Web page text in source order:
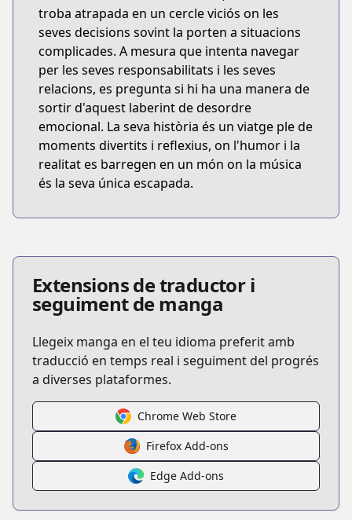
troba atrapada en un cercle viciós on les
seves decisions sovint la porten a situacions
complicades. A mesura que intenta navegar
per les seves responsabilitats i les seves
relacions, es pregunta si hi ha una manera de
sortir d'aquest laberint de desordre
emocional. La seva història és un viatge ple de
moments divertits i reflexius, on l'humor i la
realitat es barregen en un món on la música
és la seva única escapada.
Extensions de traductor i
seguiment de manga
Llegeix manga en el teu idioma preferit amb
traducció en temps real i seguiment del progrés
a diverses plataformes.
Chrome Web Store
Firefox Add-ons
Edge Add-ons